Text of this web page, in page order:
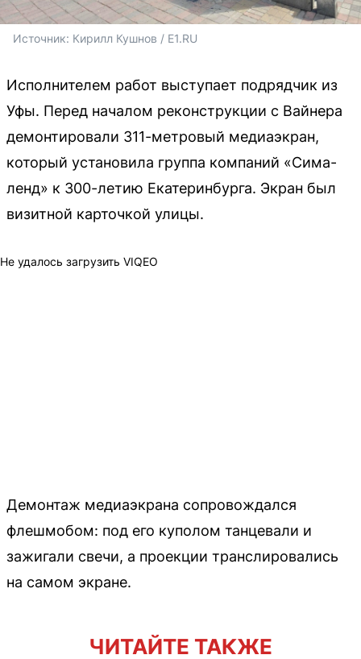
Источник: Кирилл Кушнов / E1.RU
Исполнителем работ выступает подрядчик из
Уфы. Перед началом реконструкции с Вайнера
демонтировали 311-метровый медиаэкран,
который установила группа компаний «Сима-
ленд» к 300-летию Екатеринбурга. Экран был
визитной карточкой улицы.
Не удалось загрузить VIQEO
Демонтаж медиаэкрана сопровождался
флешмобом: под его куполом танцевали и
зажигали свечи, а проекции транслировались
на самом экране.
ЧИТАЙТЕ ТАКЖЕ